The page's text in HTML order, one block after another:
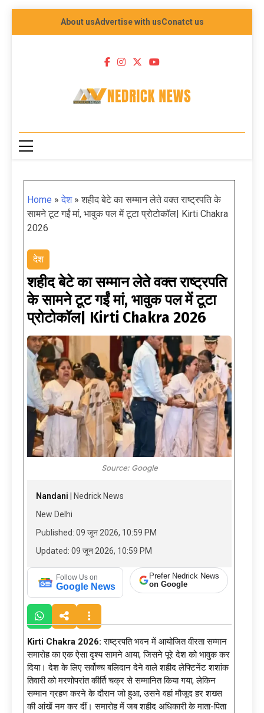
About usAdvertise with usConatct us
NEDRICK NEWS
Home »देश»शहीद बेटे का सम्मान लेते वक्त राष्ट्रपति के
सामने टूट गईं मां, भावुक पल में टूटा प्रोटोकॉल| Kirti Chakra
2026
देश
शहीद बेटे का सम्मान लेते वक्त राष्ट्रपति
के सामने टूट गईं मां, भावुक पल में टूटा
प्रोटोकॉल| Kirti Chakra 2026
Source: Google
Nandani | Nedrick News
New Delhi
Published: 09 जून 2026, 10:59 PM
Updated: 09 जून 2026, 10:59 PM
Follow Us on
Google News
Prefer Nedrick News
on Google
Kirti Chakra 2026:राष्ट्रपति भवन में आयोजित वीरता सम्मान
समारोह का एक ऐसा दृश्य सामने आया, जिसने पूरे देश को भावुक कर
दिया। देश के लिए सर्वोच्च बलिदान देने वाले शहीद लेफ्टिनेंट शशांक
तिवारी को मरणोपरांत कीर्ति चक्र से सम्मानित किया गया, लेकिन
सम्मान ग्रहण करने के दौरान जो हुआ, उसने वहां मौजूद हर शख्स
की आंखें नम कर दीं। समारोह में जब शहीद अधिकारी के माता-पिता